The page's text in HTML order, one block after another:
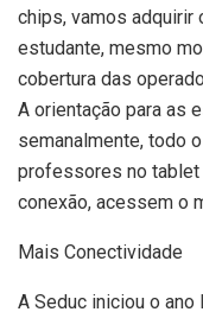
chips, vamos adquirir
estudante, mesmo
cobertura das
A orientação para as
semanalmente, todo
professores no
conexão, acessem o
Mais Conectividade
A Seduc iniciou o